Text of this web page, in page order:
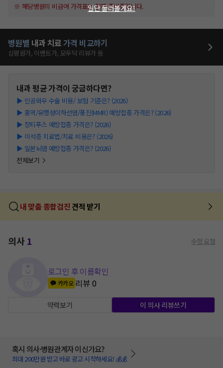
※ 해당병원의 비급여 가격표는 현재 준비중입니다.
병원별 내과 치료가격 비교하기
심평원가, 이벤트가, 모두닥 리뷰가 등
내과평균 가격이 궁금하다면?
▶ 인공와우 수술 비용/ 보험 기준은? (2026)
▶ 홍역/유행성이하선염/풍진(MMR) 예방접종 가격은? (2026)
▶ 장티푸스 예방접종 가격은? (2026)
▶ 이석증 치료법/치료 비용은? (2026)
▶ 일본뇌염 예방접종 가격은? (2026)
전체보기
내 맞춤 종합검진 견적 받기
의사1 수정 요청
로그인 후 이름확인
카카오 리뷰0
약력보기 이 의사 리뷰쓰기
혹시 의사·병원관계자 이신가요?
최대 200만원 받고 바로 광고 시작하세요! 💰💰
일단 둘러볼게요!